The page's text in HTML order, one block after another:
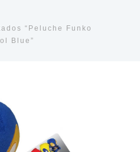
“Peluche Funko
Blue”